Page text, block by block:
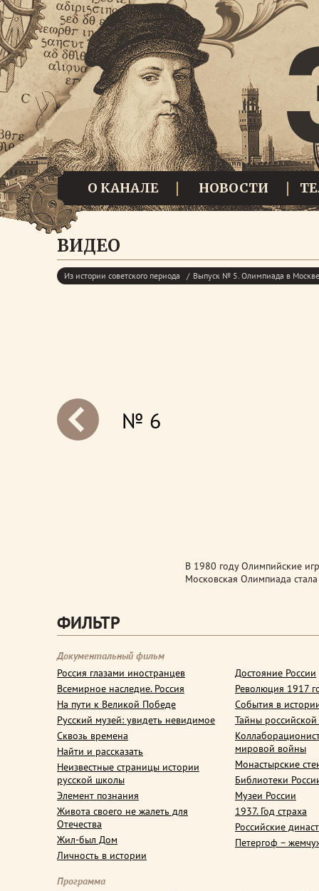
О КАНАЛЕ НОВОСТИ
ВИДЕО
Из истории советского периода Выпуск № 5. Олимпиада в Москве
№ 6
В 1980 году Олимпийские
Московская Олимпиада
ФИЛЬТР
Документальный фильм
Россия глазами иностранцев
Всемирное наследие. Россия
На пути к Великой Победе
Русский музей: увидеть невидимое
Сквозь времена
Найти и рассказать
Неизвестные страницы истории
русской школы
Элемент познания
Живота своего не жалеть для
Отечества
Жил-был Дом
Личность в истории
Достояние России
Революция 1917
События в
Тайны
мировой войны
Монастырские
Библиотеки
Музеи России
1937. Год страха
Российские
Петергоф –
Программа